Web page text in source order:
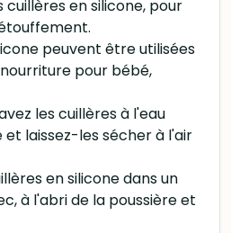
cuillères en silicone, pour
peuvent être utilisées
pour bébé,
les cuillères à l'eau
et laissez-les sécher à l'air
en silicone dans un
à l'abri de la poussière et